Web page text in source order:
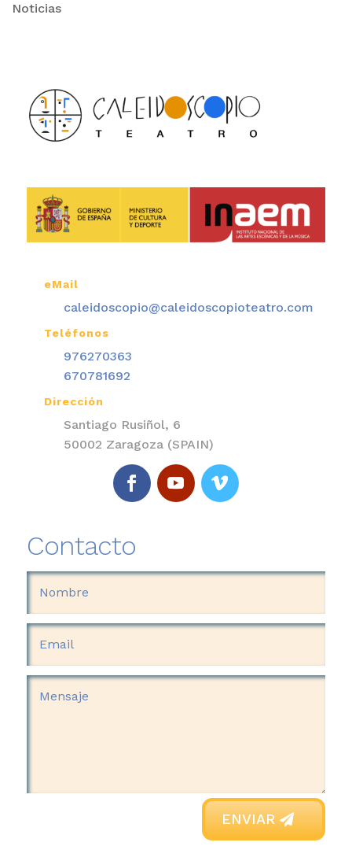
Noticias
eMail
caleidoscopio@caleidoscopioteatro.com
Teléfonos
976270363
670781692
Dirección
Santiago Rusiñol, 6
50002 Zaragoza (SPAIN)
Contacto
ENVIAR